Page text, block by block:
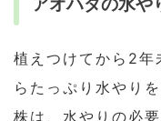
植えつけてから2年
らたっぷり水やり
株は、水やりの必